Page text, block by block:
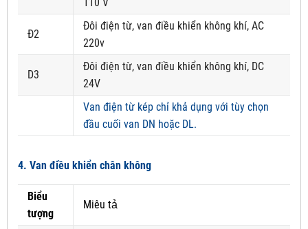
110 V
Đ2
Đôi điện từ, van điều khiển không khí, AC
220v
D3
Đôi điện từ, van điều khiển không khí, DC
24V
Van điện từ kép chỉ khả dụng với tùy chọn
đầu cuối van DN hoặc DL.
4. Van điều khiển chân không
Biểu
tượng
Miêu tả